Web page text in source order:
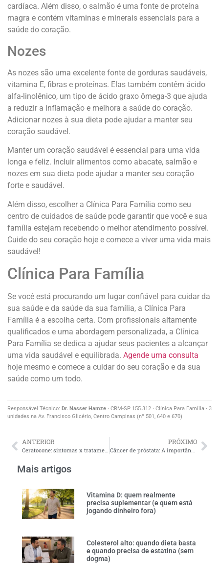
cardíaca. Além disso, o salmão é uma fonte de proteína
magra e contém vitaminas e minerais essenciais para a
saúde do coração.
Nozes
As nozes são uma excelente fonte de gorduras saudáveis,
vitamina E, fibras e proteínas. Elas também contêm ácido
alfa-linolênico, um tipo de ácido graxo ômega-3 que ajuda
a reduzir a inflamação e melhora a saúde do coração.
Adicionar nozes à sua dieta pode ajudar a manter seu
coração saudável.
Manter um coração saudável é essencial para uma vida
longa e feliz. Incluir alimentos como abacate, salmão e
nozes em sua dieta pode ajudar a manter seu coração
forte e saudável.
Além disso, escolher a Clínica Para Família como seu
centro de cuidados de saúde pode garantir que você e sua
família estejam recebendo o melhor atendimento possível.
Cuide do seu coração hoje e comece a viver uma vida mais
saudável!
Clínica Para Família
Se você está procurando um lugar confiável para cuidar da
sua saúde e da saúde da sua família, a Clínica Para
Família é a escolha certa. Com profissionais altamente
qualificados e uma abordagem personalizada, a Clínica
Para Família se dedica a ajudar seus pacientes a alcançar
uma vida saudável e equilibrada. Agende uma consulta
hoje mesmo e comece a cuidar do seu coração e da sua
saúde como um todo.
Responsável Técnico: Dr. Nasser Hamze · CRM-SP 155.312 · Clínica Para Família · 3
unidades na Av. Francisco Glicério, Centro Campinas (nº 501, 640 e 670)
ANTERIOR
Ceratocone: sintomas x tratamento
PRÓXIMO
Câncer de próstata: A importância do diagnóstico precoce
Mais artigos
Vitamina D: quem realmente
precisa suplementar (e quem está
jogando dinheiro fora)
Colesterol alto: quando dieta basta
e quando precisa de estatina (sem
dogma)